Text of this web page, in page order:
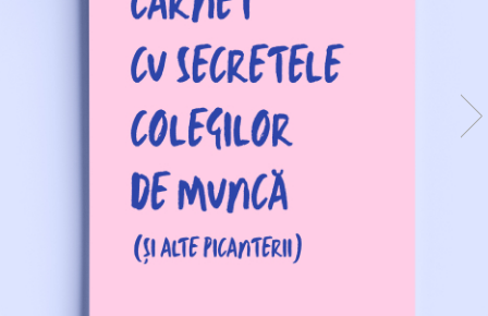
Accesorii și decor botez
Toppers Candy bar
Etichete marturii botez